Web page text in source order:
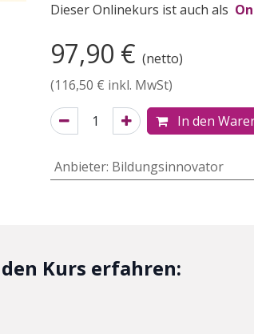
Dieser Onlinekurs ist auch als
97,90 € (netto)
(116,50 € inkl. MwSt)
In den
Anbieter: Bildungsinnovator
Kurs erfahren: